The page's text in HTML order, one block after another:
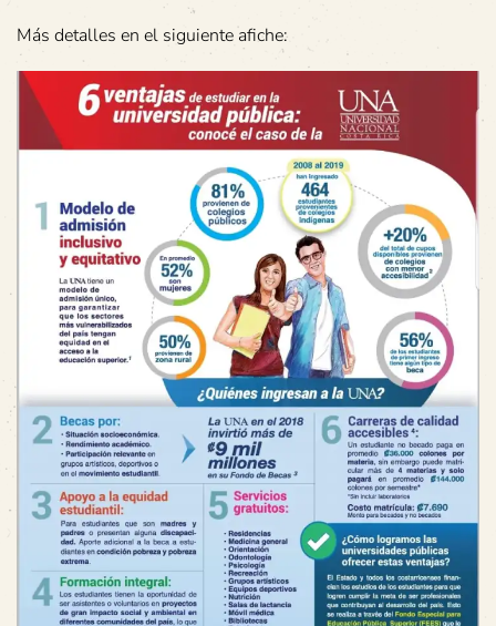
Más detalles en el siguiente afiche: